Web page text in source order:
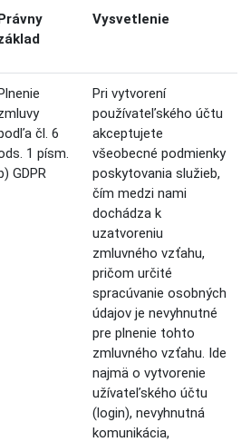
Vysvetlenie
čl. 6
1 písm.
GDPR
Pri vytvorení
používateľského účtu
akceptujete
všeobecné podmienky
poskytovania služieb,
čím medzi nami
dochádza k
uzatvoreniu
zmluvného vzťahu,
pričom určité
spracúvanie osobných
údajov je nevyhnutné
pre plnenie tohto
zmluvného vzťahu. Ide
najmä o vytvorenie
užívateľského účtu
(login), nevyhnutná
komunikácia,